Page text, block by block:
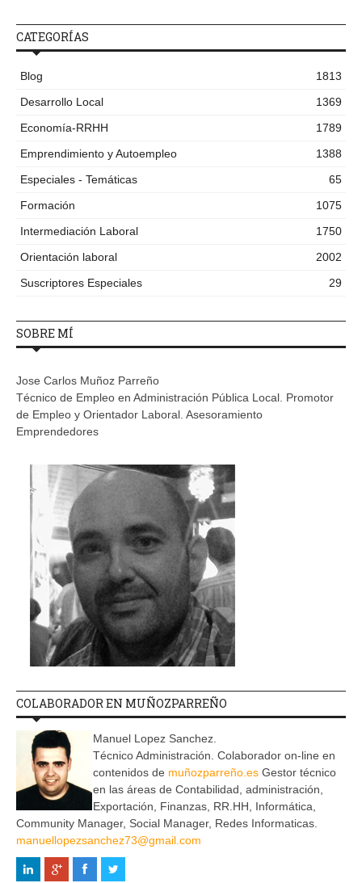
CATEGORÍAS
Blog
1813
Desarrollo Local
1369
Economía-RRHH
1789
Emprendimiento y Autoempleo
1388
Especiales - Temáticas
65
Formación
1075
Intermediación Laboral
1750
Orientación laboral
2002
Suscriptores Especiales
29
SOBRE MÍ
Jose Carlos Muñoz Parreño
Técnico de Empleo en Administración Pública Local. Promotor
de Empleo y Orientador Laboral. Asesoramiento
Emprendedores
COLABORADOR EN MUÑOZPARREÑO
Manuel Lopez Sanchez.
Técnico Administración. Colaborador on-line en
contenidos de muñozparreño.es Gestor técnico
en las áreas de Contabilidad, administración,
Exportación, Finanzas, RR.HH, Informática,
Community Manager, Social Manager, Redes Informaticas.
manuellopezsanchez73@gmail.com